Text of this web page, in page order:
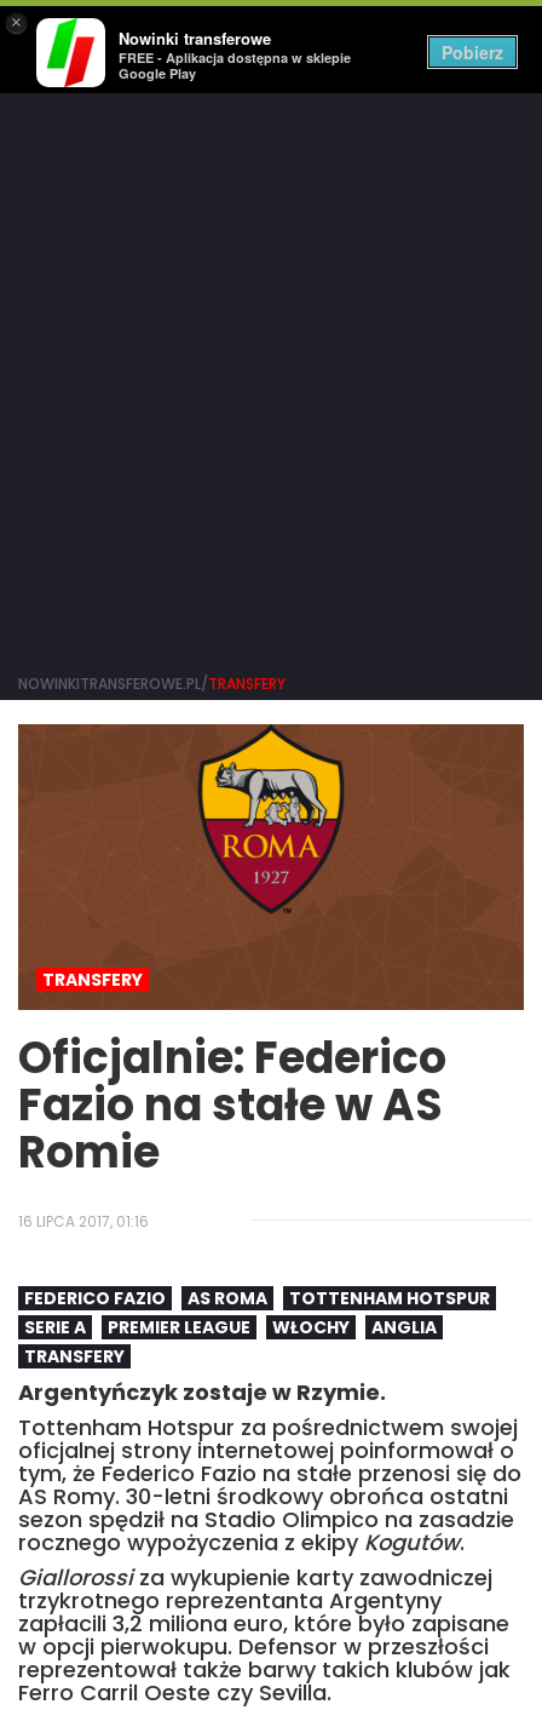
×
Nowinki transferowe
FREE - Aplikacja dostępna w sklepie
Google Play
Pobierz
NOWINKITRANSFEROWE.PL/TRANSFERY
TRANSFERY
Oficjalnie: Federico
Fazio na stałe w AS
Romie
16 LIPCA 2017, 01:16
FEDERICO FAZIO AS ROMA
TOTTENHAM HOTSPUR
SERIE A
PREMIER LEAGUE WŁOCHY
ANGLIA
TRANSFERY
Argentyńczyk zostaje w Rzymie.
Tottenham Hotspur za pośrednictwem swojej
oficjalnej strony internetowej poinformował o
tym, że Federico Fazio na stałe przenosi się do
AS Romy. 30-letni środkowy obrońca ostatni
sezon spędził na Stadio Olimpico na zasadzie
rocznego wypożyczenia z ekipy Kogutów.
Giallorossiza wykupienie karty zawodniczej
trzykrotnego reprezentanta Argentyny
zapłacili 3,2 miliona euro, które było zapisane
w opcji pierwokupu. Defensor w przeszłości
reprezentował także barwy takich klubów jak
Ferro Carril Oeste czy Sevilla.